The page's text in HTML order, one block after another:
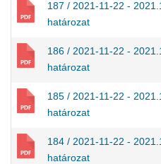
187 / 2021-11-22 -
határozat
186 / 2021-11-22 -
határozat
185 / 2021-11-22 -
határozat
184 / 2021-11-22 -
határozat